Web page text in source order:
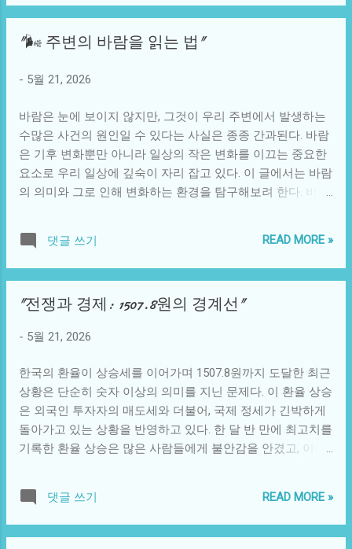
도 그를 둘러싼 괴담의 생장을 부추겼을 것이다. 이러한 정황
이 자신의 이미지를 보호하기 위해 기묘한 소문이나 사건을
에만 국한되지 않고, 전 세계의 정치 환경에서 자주 발생하는
담이 정치를 넘어 만들어지는 문화적 현상으로 발전하기도
한다는 점이다. 예를 들어, 다카이치에 관해 ...
잡고 있었다. 사람들은 흔히 '개팔자 상팔자'라는 말을 써가며
의 상징이라고 여겨, 동네의 전설처럼 떠돌았다. 하지만, 그로
러니한 상황이 연출되었다. 마을의 사람들은 경치 좋은 언덕
에서 준형과 하늘의 운명이 교차하기 시작했다. 하늘은 부모
님이 항상 바쁘신 가운데, 상큼한 미소로 늘 주변을 환하게 채
우며 다른 사람들에게 긍정적인 에너지를 전파하는 아이였
다. 그런 그녀에게 준형은 언제나 '안쓰러운 친구'로 남아 있
었다. 언젠가는 그의 불행이 그를 더 크게 성장하게 해줄 것이
었다. 준형은 스스로를 불행의 아이콘으로 여겼지만, 하늘은
그에게 무언가 특별한 힘이 숨겨져 있을지도 모른다는 생각
을 품고 있었다. 마을 사람들을 살펴보면, 각자의 운명이 얽히
고 근무 중 불의의 사고가 잇따라 벌어지면서 점차 마을의 분
발생한 미스터리한 '상팔자 비밀 레전드'가 도는 것이었다. 이
행복과 기적이 만들어진다는 내용을 담고...
"🌬️ 주변의 바람을 읽는 법"
- 5월 21, 2026
바람은 눈에 보이지 않지만, 그것이 우리 주변에서 발생하는
수많은 사건의 원인일 수 있다는 사실은 종종 간과된다. 바람
은 기후 변화뿐만 아니라 일상의 작은 변화를 이끄는 중요한
요소로 우리 일상에 깊숙이 자리 잡고 있다. 이 글에서는 바람
의 의미와 그로 인해 변화하는 환경을 탐구해보려 한다. 바람
이 불기 시작하면, 온도는 변하고 비가 내리며, 이는 농작물의
성장에 직접적인 영향을 미친다. 예를 들어, 일부 지역에서는
태어날 기회를 제공한다. 그뿐만 아니라, 바람은 해양 생태계
큰 변화를 가져온다. 사회적으로 바람은 문화와 연결된다. 각
영향을 미친다. 예를 들어, 몽골 초원에서 부는 차가운 바람은
유목민들의 삶을 형성하는 중요한 요소다. 그들은 바람의 방
향과 세기를 파악하여 이동하는 시기를 정하고, 집을 지을 때
에도 바람의 방향을 고려한다. 우리나라에도 지역마다 '바람
부는 날'이라는 개념이 있는데, 예를 들어 제주도에서 바람이
화적 연결점은 바람이 단순한 자연 현상이 아니라 인간의 역
댓글 쓰기 READ MORE »
"전쟁과 경제: 1507.8원의 경계선"
- 5월 21, 2026
한국의 환율이 상승세를 이어가며 1507.8원까지 도달한 최근
상황은 단순히 숫자 이상의 의미를 지닌 문제다. 이 환율 상승
은 외국인 투자자의 매도세와 더불어, 국제 정세가 긴박하게
돌아가고 있는 상황을 반영하고 있다. 한 달 반 만에 최고치를
기록한 환율 상승은 많은 사람들에게 불안감을 안겼고, 이는
라 할 수 있다. 여기에 첨예한 전쟁 불안이라는 요소가 얹혀지
면서 이 문제의 복잡성은 더욱 깊어진다. 환율은 국가 경제의
건강을 나타내는 중요한 지표이자, 외환시장과 고용 등 다방
댓글 쓰기 READ MORE »